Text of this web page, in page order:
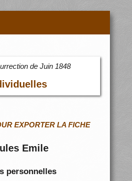
de Juin 1848
EXPORTER LA FICHE
Emile
personnelles